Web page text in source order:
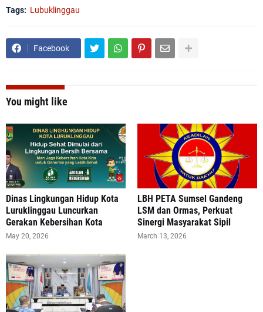
Tags: Lubuklinggau
Facebook
You might like
Dinas Lingkungan Hidup Kota
Luruklinggau Luncurkan
Gerakan Kebersihan Kota
May 20, 2026
LBH PETA Sumsel Gandeng
LSM dan Ormas, Perkuat
Sinergi Masyarakat Sipil
March 13, 2026